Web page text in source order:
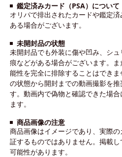
鑑定済みカード（PSA）について
オリパで排出されたカードや鑑定
ある場合がございます。
未開封品の状態
未開封品でも外装に傷や凹み、シ
痕などがある場合がございます。
能性を完全に排除することはでき
の状態から開封までの動画撮影を
す。動画内で偽物と確認できた場
ます。
商品画像の注意
商品画像はイメージであり、実際
証するものではありません。掲載
可能性があります。